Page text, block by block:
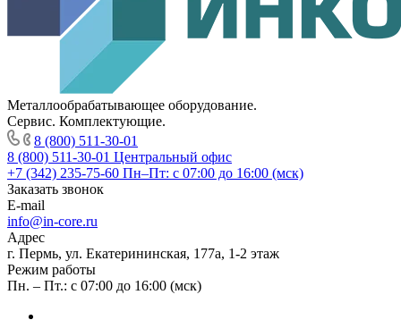
Металлообрабатывающее оборудование.
Сервис. Комплектующие.
8 (800) 511-30-01
8 (800) 511-30-01 Центральный офис
+7 (342) 235-75-60 Пн–Пт: с 07:00 до 16:00 (мск)
Заказать звонок
E-mail
info@in-core.ru
Адрес
г. Пермь, ул. ​Екатерининская, 177а, ​1-2 этаж
Режим работы
Пн. – Пт.: с 07:00 до 16:00 (мск)